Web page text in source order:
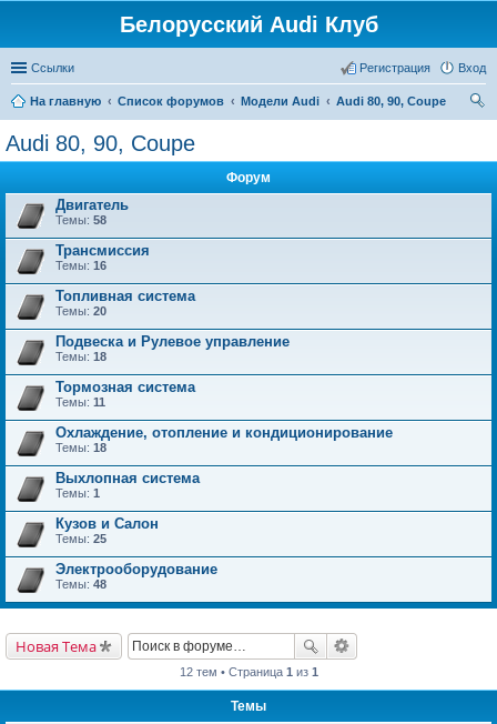
Белорусский Audi Клуб
Ссылки Вход
Регистрация
На главную Список форумов Модели Audi
Audi 80, 90, Coupe
Audi 80, 90, Coupe
Форум
Двигатель
Темы: 58
Трансмиссия
Темы: 16
Топливная система
Темы: 20
Подвеска и Рулевое управление
Темы: 18
Тормозная система
Темы: 11
Охлаждение, отопление и кондиционирование
Темы: 18
Выхлопная система
Темы: 1
Кузов и Салон
Темы: 25
Электрооборудование
Темы: 48
Новая Тема
12 тем • Страница 1 из 1
Темы